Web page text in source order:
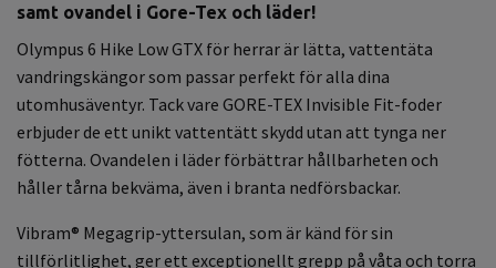
samt ovandel i Gore-Tex och läder!
Olympus 6 Hike Low GTX för herrar är lätta, vattentäta
vandringskängor som passar perfekt för alla dina
utomhusäventyr. Tack vare GORE-TEX Invisible Fit-foder
erbjuder de ett unikt vattentätt skydd utan att tynga ner
fötterna. Ovandelen i läder förbättrar hållbarheten och
håller tårna bekväma, även i branta nedförsbackar.
Vibram® Megagrip-yttersulan, som är känd för sin
tillförlitlighet, ger ett exceptionellt grepp på våta och torra